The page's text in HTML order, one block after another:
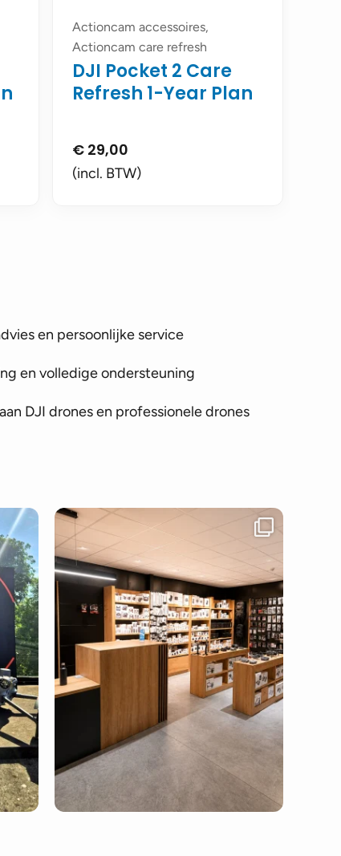
Actioncam accessoires,
Actioncam care refresh
DJI Pocket 2 Care
Refresh 1-Year Plan
€ 29,00
(incl. BTW)
en persoonlijke service
en volledige ondersteuning
DJI drones en professionele drones